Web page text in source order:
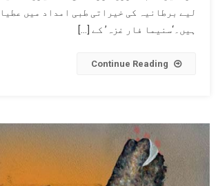
لیے برطانیہ کی خیراتی طبی امداد میں
ہیں۔‘سنیما فار غزہ’ کے […]
Continue Reading